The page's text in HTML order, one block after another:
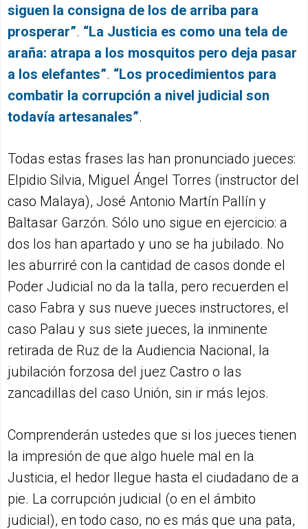
siguen la consigna de los de arriba para
prosperar”. “La Justicia es como una tela de
araña: atrapa a los mosquitos pero deja pasar
a los elefantes”. “Los procedimientos para
combatir la corrupción a nivel judicial son
todavía artesanales”.
Todas estas frases las han pronunciado jueces:
Elpidio Silvia, Miguel Ángel Torres (instructor del
caso Malaya), José Antonio Martín Pallín y
Baltasar Garzón. Sólo uno sigue en ejercicio: a
dos los han apartado y uno se ha jubilado. No
les aburriré con la cantidad de casos donde el
Poder Judicial no da la talla, pero recuerden el
caso Fabra y sus nueve jueces instructores, el
caso Palau y sus siete jueces, la inminente
retirada de Ruz de la Audiencia Nacional, la
jubilación forzosa del juez Castro o las
zancadillas del caso Unión, sin ir más lejos.
Comprenderán ustedes que si los jueces tienen
la impresión de que algo huele mal en la
Justicia, el hedor llegue hasta el ciudadano de a
pie. La corrupción judicial (o en el ámbito
judicial), en todo caso, no es más que una pata,